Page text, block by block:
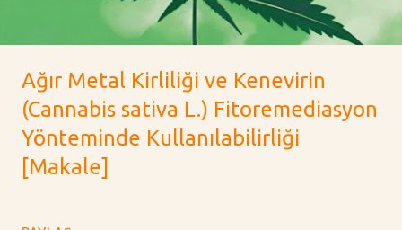
Ağır Metal Kirliliği ve Kenevirin
(Cannabis sativa L.) Fitoremediasyon
Yönteminde Kullanılabilirliği
[Makale]